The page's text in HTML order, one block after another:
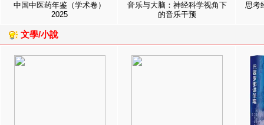
中国中医药年鉴（学术卷）
2025
音乐与大脑：神经科学视角下
的音乐干预
思考
文學/小說